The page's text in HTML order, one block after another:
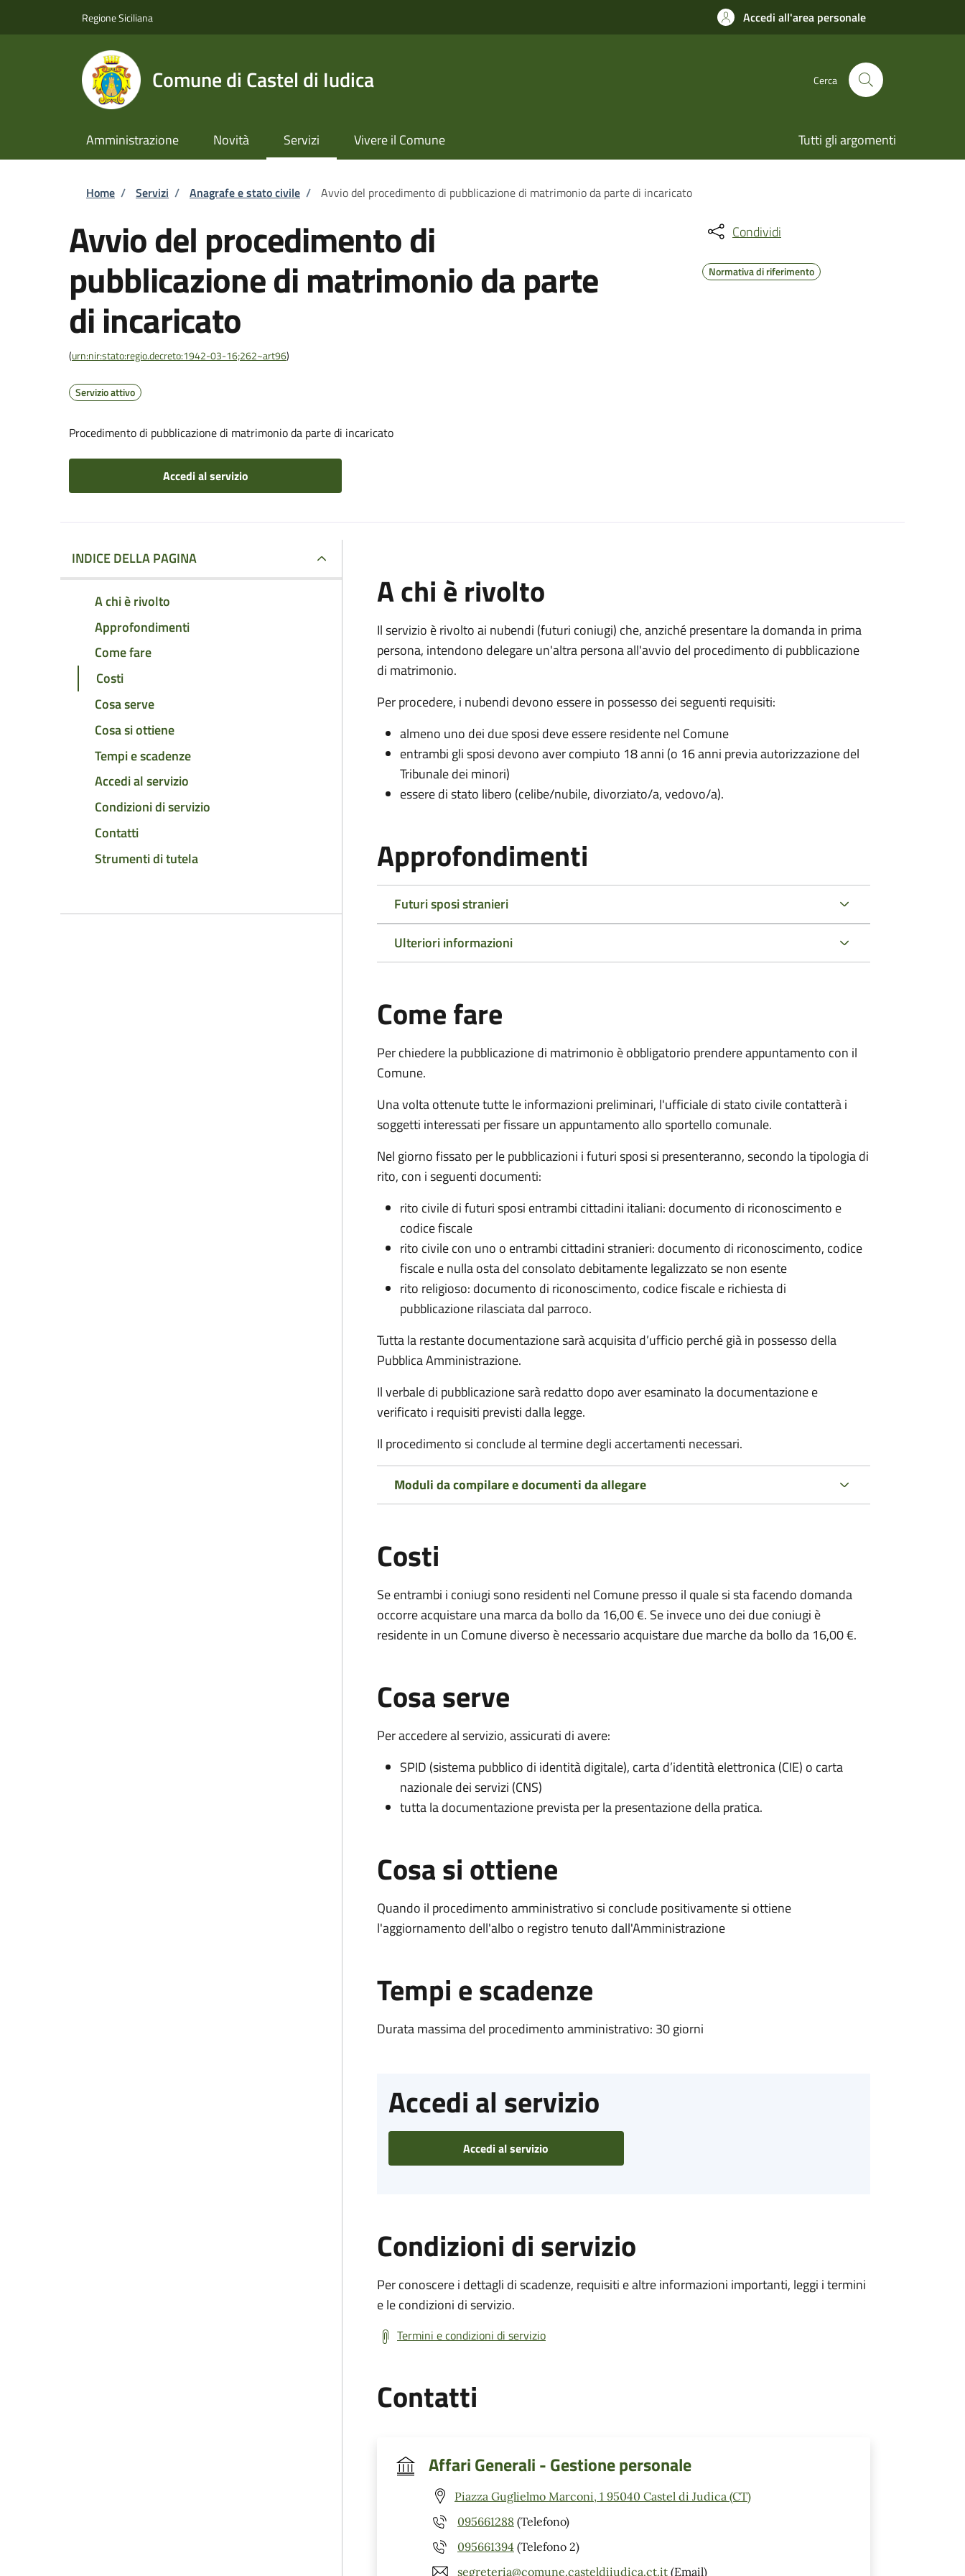
Regione Siciliana Accedi all'area personale
Comune di Castel di Iudica Cerca
Amministrazione Novità Servizi Vivere il Comune Tutti gli argomenti
Briciole di pane
Home / Servizi / Anagrafe e stato civile / Avvio del procedimento di pubblicazione di matrimonio da parte di incaricato
Avvio del procedimento di
pubblicazione di matrimonio da parte
di incaricato
(urn:nir:stato:regio.decreto:1942-03-16;262~art96)
Servizio attivo
Procedimento di pubblicazione di matrimonio da parte di incaricato
Accedi al servizio
Condividi
Normativa di riferimento
INDICE DELLA PAGINA
A chi è rivolto
Approfondimenti
Come fare
Costi
Cosa serve
Cosa si ottiene
Tempi e scadenze
Accedi al servizio
Condizioni di servizio
Contatti
Strumenti di tutela
A chi è rivolto
Il servizio è rivolto ai nubendi (futuri coniugi) che, anziché presentare la domanda in prima
persona, intendono delegare un'altra persona all'avvio del procedimento di pubblicazione
di matrimonio.
Per procedere, i nubendi devono essere in possesso dei seguenti requisiti:
almeno uno dei due sposi deve essere residente nel Comune
entrambi gli sposi devono aver compiuto 18 anni (o 16 anni previa autorizzazione del
Tribunale dei minori)
essere di stato libero (celibe/nubile, divorziato/a, vedovo/a).
Approfondimenti
Futuri sposi stranieri
Ulteriori informazioni
Come fare
Per chiedere la pubblicazione di matrimonio è obbligatorio prendere appuntamento con il
Comune.
Una volta ottenute tutte le informazioni preliminari, l'ufficiale di stato civile contatterà i
soggetti interessati per fissare un appuntamento allo sportello comunale.
Nel giorno fissato per le pubblicazioni i futuri sposi si presenteranno, secondo la tipologia di
rito, con i seguenti documenti:
rito civile di futuri sposi entrambi cittadini italiani: documento di riconoscimento e
codice fiscale
rito civile con uno o entrambi cittadini stranieri: documento di riconoscimento, codice
fiscale e nulla osta del consolato debitamente legalizzato se non esente
rito religioso: documento di riconoscimento, codice fiscale e richiesta di
pubblicazione rilasciata dal parroco.
Tutta la restante documentazione sarà acquisita d’ufficio perché già in possesso della
Pubblica Amministrazione.
Il verbale di pubblicazione sarà redatto dopo aver esaminato la documentazione e
verificato i requisiti previsti dalla legge.
Il procedimento si conclude al termine degli accertamenti necessari.
Moduli da compilare e documenti da allegare
Costi
Se entrambi i coniugi sono residenti nel Comune presso il quale si sta facendo domanda
occorre acquistare una marca da bollo da 16,00 €. Se invece uno dei due coniugi è
residente in un Comune diverso è necessario acquistare due marche da bollo da 16,00 €.
Cosa serve
Per accedere al servizio, assicurati di avere:
SPID (sistema pubblico di identità digitale), carta d’identità elettronica (CIE) o carta
nazionale dei servizi (CNS)
tutta la documentazione prevista per la presentazione della pratica.
Cosa si ottiene
Quando il procedimento amministrativo si conclude positivamente si ottiene
l'aggiornamento dell'albo o registro tenuto dall'Amministrazione
Tempi e scadenze
Durata massima del procedimento amministrativo: 30 giorni
Accedi al servizio
Accedi al servizio
Condizioni di servizio
Per conoscere i dettagli di scadenze, requisiti e altre informazioni importanti, leggi i termini
e le condizioni di servizio.
Termini e condizioni di servizio
Contatti
Affari Generali - Gestione personale
Piazza Guglielmo Marconi, 1 95040 Castel di Judica (CT)
095661288 (Telefono)
095661394 (Telefono 2)
segreteria@comune.casteldiiudica.ct.it (Email)